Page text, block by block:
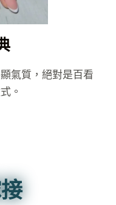
氣質，絕對是百看
。